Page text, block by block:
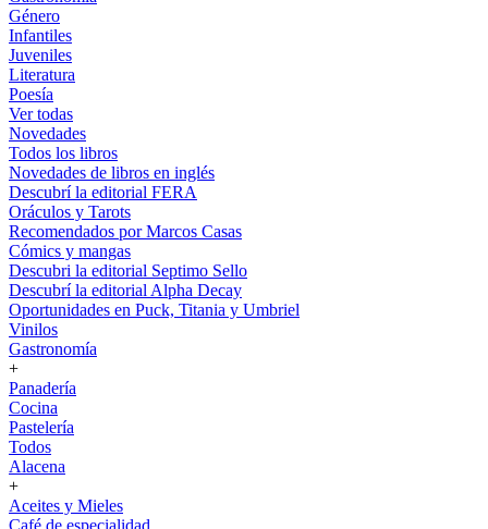
Género
Infantiles
Juveniles
Literatura
Poesía
Ver todas
Novedades
Todos los libros
Novedades de libros en inglés
Descubrí la editorial FERA
Oráculos y Tarots
Recomendados por Marcos Casas
Cómics y mangas
Descubri la editorial Septimo Sello
Descubrí la editorial Alpha Decay
Oportunidades en Puck, Titania y Umbriel
Vinilos
Gastronomía
+
Panadería
Cocina
Pastelería
Todos
Alacena
+
Aceites y Mieles
Café de especialidad